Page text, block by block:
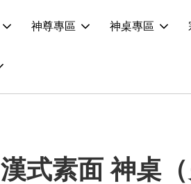
神尊專區 神桌專區
漢式素面 神桌